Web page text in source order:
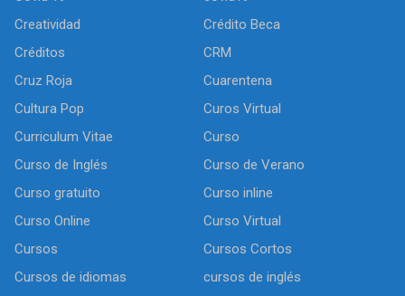
Creatividad
Crédito Beca
Créditos
CRM
Cruz Roja
Cuarentena
Cultura Pop
Curos Virtual
Curriculum Vitae
Curso
Curso de Inglés
Curso de Verano
Curso gratuito
Curso inline
Curso Online
Curso Virtual
Cursos
Cursos Cortos
Cursos de idiomas
cursos de inglés